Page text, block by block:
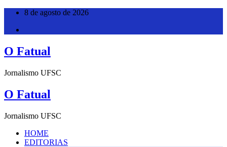
Pular
8 de agosto de 2026
O Fatual
Jornalismo UFSC
O Fatual
Jornalismo UFSC
HOME
EDITORIAS